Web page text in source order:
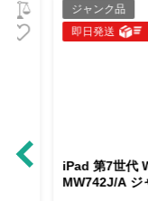
ジャンク品
即日発送
iPad 第7世代
MW742J/A ジ